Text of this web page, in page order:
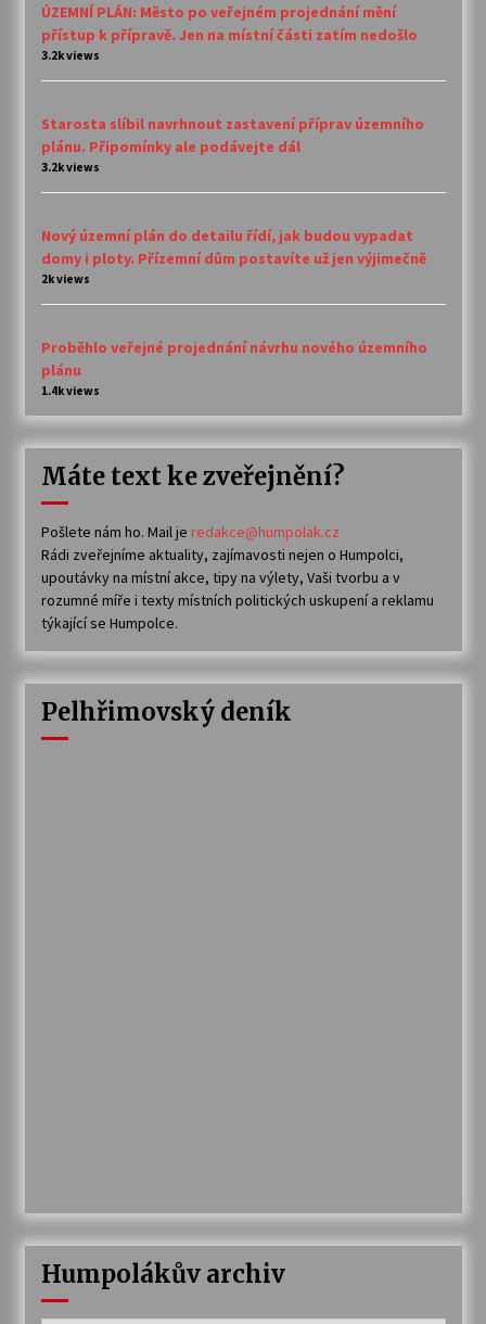
ÚZEMNÍ PLÁN: Město po veřejném projednání mění
přístup k přípravě. Jen na místní části zatím nedošlo
3.2k views
Starosta slíbil navrhnout zastavení příprav územního
plánu. Připomínky ale podávejte dál
3.2k views
Nový územní plán do detailu řídí, jak budou vypadat
domy i ploty. Přízemní dům postavíte už jen výjimečně
2k views
Proběhlo veřejné projednání návrhu nového územního
plánu
1.4k views
Máte text ke zveřejnění?
Pošlete nám ho. Mail je redakce@humpolak.cz
Rádi zveřejníme aktuality, zajímavosti nejen o Humpolci,
upoutávky na místní akce, tipy na výlety, Vaši tvorbu a v
rozumné míře i texty místních politických uskupení a reklamu
týkající se Humpolce.
Pelhřimovský deník
Humpolákův archiv